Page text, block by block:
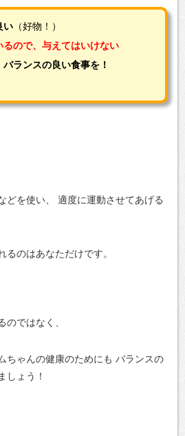
い（好物！）
るので、与えてはいけない
バランスの良い食事を！
どを使い、
適度に運動させてあげる
のはあなただけです。
のではなく、
ちゃんの健康のためにも バランスの
しょう！